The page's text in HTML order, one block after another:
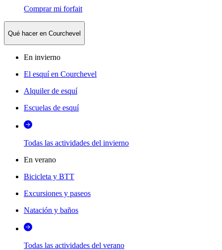
Comprar mi forfait
Qué hacer en Courchevel
En invierno
El esquí en Courchevel
Alquiler de esquí
Escuelas de esquí
Todas las actividades del invierno
En verano
Bicicleta y BTT
Excursiones y paseos
Natación y baños
Todas las actividades del verano